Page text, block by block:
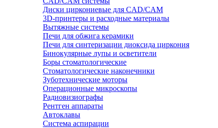
Диски циркониевые для CAD/CAM
3D-принтеры и расходные материалы
Вытяжные системы
Печи для обжига керамики
Печи для синтеризации диоксида циркония
Бинокулярные лупы и осветители
Боры стоматологические
Стоматологические наконечники
Зуботехнические моторы
Операционные микроскопы
Радиовизиографы
Рентген аппараты
Автоклавы
Система аспирации